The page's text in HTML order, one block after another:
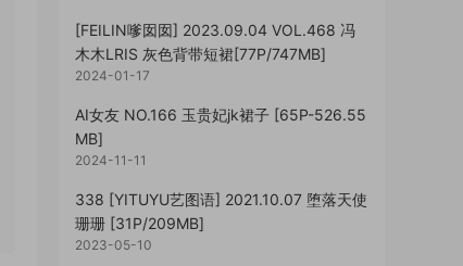
[FEILIN嗲囡囡] 2023.09.04 VOL.468 冯
木木LRIS 灰色背带短裙[77P/747MB]
2024-01-17
AI女友 NO.166 玉贵妃jk裙子 [65P-526.55
MB]
2024-11-11
338 [YITUYU艺图语] 2021.10.07 堕落天使
珊珊 [31P/209MB]
2023-05-10